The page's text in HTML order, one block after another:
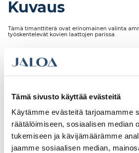
Tämä sivusto käyttää evästeitä
Käytämme evästeitä tarjoamamme
räätälöimiseen, sosiaalisen median
tukemiseen ja kävijämäärämme
jaamme sosiaalisen median,
Kuvaus
Tämä timanttiterä ovat erinomainen valinta
työskentelevät kovien laattojen parissa.
Tutustu myös